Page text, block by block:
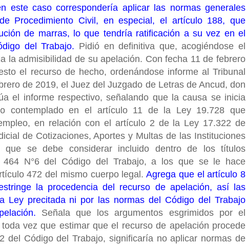
este caso correspondería aplicar las normas generales
Procedimiento Civil, en especial, el artículo 188, que
de marras, lo que tendría ratificación a su vez en el
del Trabajo. Pidió en definitiva que, acogiéndose el
la admisibilidad de su apelación. Con fecha 11 de febrero
el recurso de hecho, ordenándose informe al Tribunal
de 2019, el Juez del Juzgado de Letras de Ancud, don
el informe respectivo, señalando que la causa se inicia
contemplado en el artículo 11 de la Ley 19.728 que
en relación con el artículo 2 de la Ley 17.322 de
de Cotizaciones, Aportes y Multas de las Instituciones
se debe considerar incluido dentro de los títulos
464 N°6 del Código del Trabajo, a los que se le hace
472 del mismo cuerpo legal.Agrega que el artículo 8
la procedencia del recurso de apelación, así las
Ley precitada ni por las normas del Código del Trabajo
Señala que los argumentos esgrimidos por el
vez que estimar que el recurso de apelación procede
del Código del Trabajo, significaría no aplicar normas de